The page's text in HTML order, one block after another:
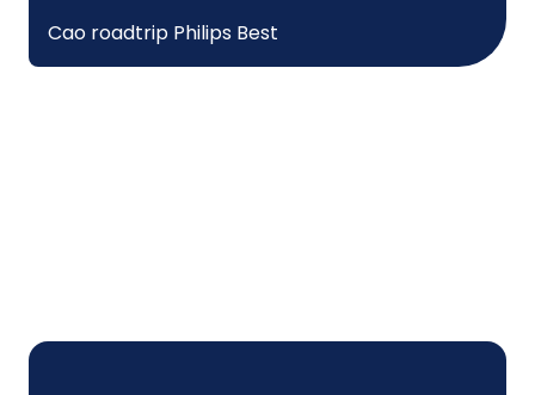
Cao roadtrip Philips Best